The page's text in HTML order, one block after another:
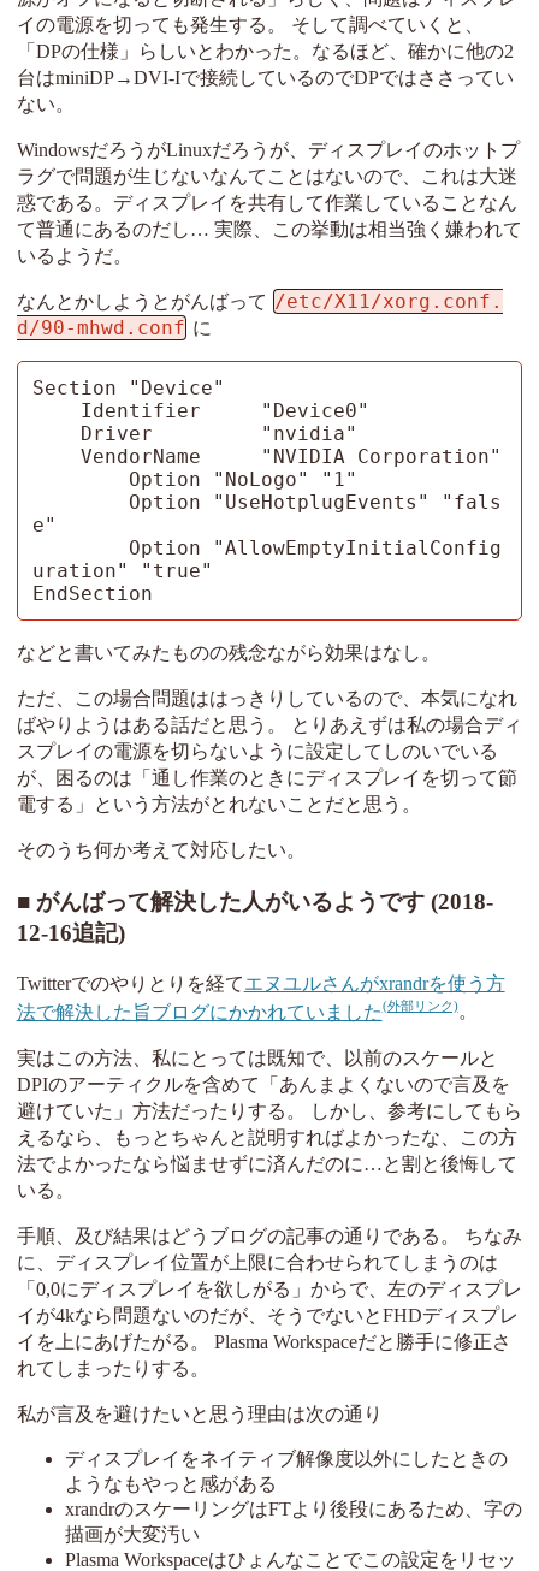
イの電源を切っても発生する。 そして調べていくと、
「DPの仕様」らしいとわかった。なるほど、確かに他の2
台はminiDP→DVI-Iで接続しているのでDPではささってい
ない。
WindowsだろうがLinuxだろうが、ディスプレイのホットプ
ラグで問題が生じないなんてことはないので、これは大迷
惑である。ディスプレイを共有して作業していることなん
て普通にあるのだし… 実際、この挙動は相当強く嫌われて
いるようだ。
なんとかしようとがんばって /etc/X11/xorg.conf.
d/90-mhwd.conf に
Section "Device"
e"
uration" "true"
EndSection
などと書いてみたものの残念ながら効果はなし。
ただ、この場合問題ははっきりしているので、本気になれ
ばやりようはある話だと思う。 とりあえずは私の場合ディ
スプレイの電源を切らないように設定してしのいでいる
が、困るのは「通し作業のときにディスプレイを切って節
電する」という方法がとれないことだと思う。
そのうち何か考えて対応したい。
がんばって解決した人がいるようです (2018-
12-16追記)
Twitterでのやりとりを経てエヌユルさんがxrandrを使う方
法で解決した旨ブログにかかれていました
。
実はこの方法、私にとっては既知で、以前のスケールと
DPIのアーティクルを含めて「あんまよくないので言及を
避けていた」方法だったりする。 しかし、参考にしてもら
えるなら、もっとちゃんと説明すればよかったな、この方
法でよかったなら悩ませずに済んだのに…と割と後悔して
いる。
手順、及び結果はどうブログの記事の通りである。 ちなみ
に、ディスプレイ位置が上限に合わせられてしまうのは
「0,0にディスプレイを欲しがる」からで、左のディスプレ
イが4kなら問題ないのだが、そうでないとFHDディスプレ
イを上にあげたがる。 Plasma Workspaceだと勝手に修正さ
れてしまったりする。
私が言及を避けたいと思う理由は次の通り
ディスプレイをネイティブ解像度以外にしたときの
ようなもやっと感がある
xrandrのスケーリングはFTより後段にあるため、字の
描画が大変汚い
Plasma Workspaceはひょんなことでこの設定をリセッ